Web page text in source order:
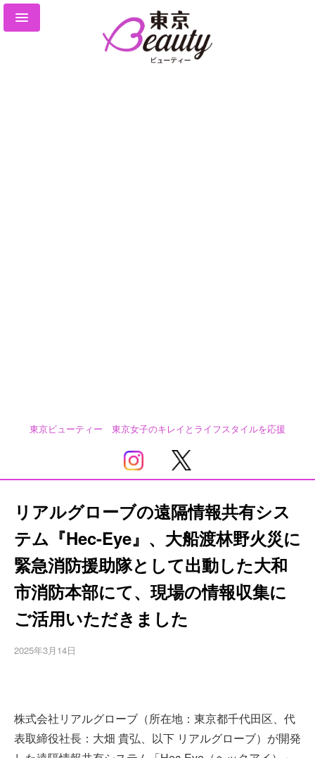
東京ビューティー 東京女子のキレイとライフスタイルを応援
リアルグローブの遠隔情報共有シス
テム『Hec-Eye』、大船渡林野火災に
緊急消防援助隊として出動した大和
市消防本部にて、現場の情報収集に
ご活用いただきました
2025年3月14日
株式会社リアルグローブ（所在地：東京都千代田区、代
表取締役社長：大畑 貴弘、以下 リアルグローブ）が開発